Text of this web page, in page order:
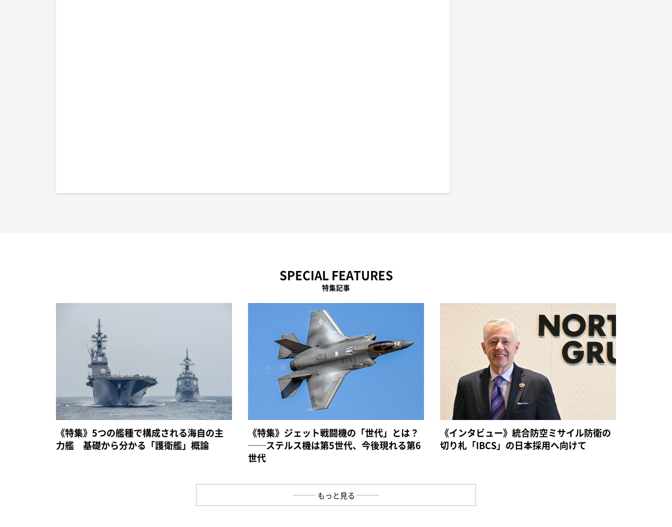
SPECIAL FEATURES
特集記事
《特集》5つの艦種で構成される海自の主
力艦 基礎から分かる「護衛艦」概論
《特集》ジェット戦闘機の「世代」とは？
──ステルス機は第5世代、今後現れる第6
世代
《インタビュー》統合防空ミサイル防衛の
切り札「IBCS」の日本採用へ向けて
もっと見る